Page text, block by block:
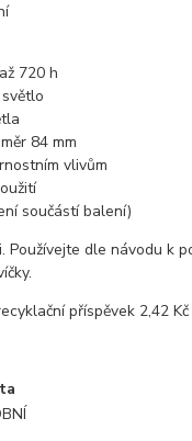
720 h
84 mm
vlivům
součástí balení)
Používejte dle návodu k
příspěvek 2,42 Kč